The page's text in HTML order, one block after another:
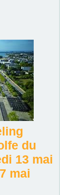
du
13 mai
mai